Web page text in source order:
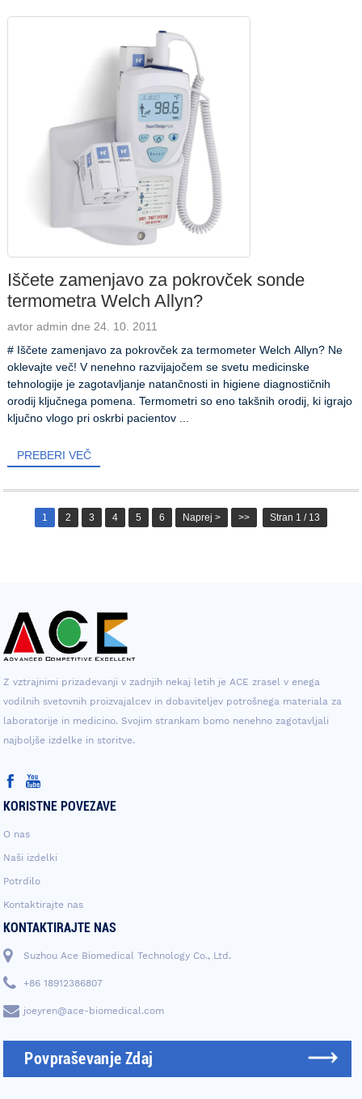
Iščete zamenjavo za pokrovček sonde
termometra Welch Allyn?
avtor admin dne 24. 10. 2011
# Iščete zamenjavo za pokrovček za termometer Welch Allyn? Ne
oklevajte več! V nenehno razvijajočem se svetu medicinske
tehnologije je zagotavljanje natančnosti in higiene diagnostičnih
orodij ključnega pomena. Termometri so eno takšnih orodij, ki igrajo
ključno vlogo pri oskrbi pacientov ...
PREBERI VEČ
1 2 3 4 5 6 Naprej > >> Stran 1 / 13
Z vztrajnimi prizadevanji v zadnjih nekaj letih je ACE zrasel v enega
vodilnih svetovnih proizvajalcev in dobaviteljev potrošnega materiala za
laboratorije in medicino. Svojim strankam bomo nenehno zagotavljali
najboljše izdelke in storitve.
KORISTNE POVEZAVE
O nas
Naši izdelki
Potrdilo
Kontaktirajte nas
KONTAKTIRAJTE NAS
Suzhou Ace Biomedical Technology Co., Ltd.
+86 18912386807
joeyren@ace-biomedical.com
Povpraševanje Zdaj